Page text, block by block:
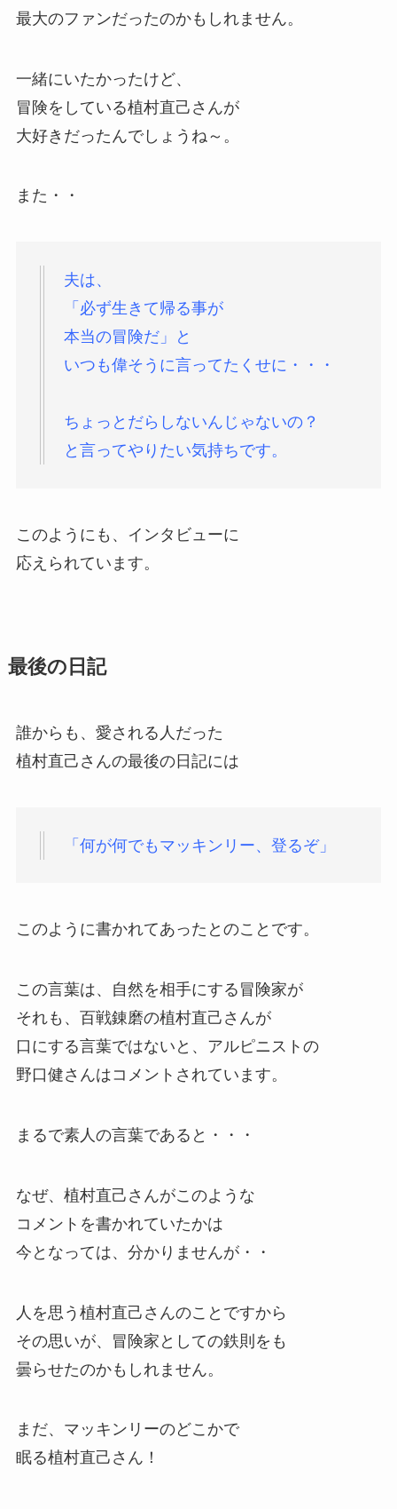
最大のファンだったのかもしれません。
一緒にいたかったけど、
冒険をしている植村直己さんが
大好きだったんでしょうね～。
また・・
夫は、
「必ず生きて帰る事が
本当の冒険だ」と
いつも偉そうに言ってたくせに・・・
ちょっとだらしないんじゃないの？
と言ってやりたい気持ちです。
このようにも、インタビューに
応えられています。
最後の日記
誰からも、愛される人だった
植村直己さんの最後の日記には
「何が何でもマッキンリー、登るぞ」
このように書かれてあったとのことです。
この言葉は、自然を相手にする冒険家が
それも、百戦錬磨の植村直己さんが
口にする言葉ではないと、アルピニストの
野口健さんはコメントされています。
まるで素人の言葉であると・・・
なぜ、植村直己さんがこのような
コメントを書かれていたかは
今となっては、分かりませんが・・
人を思う植村直己さんのことですから
その思いが、冒険家としての鉄則をも
曇らせたのかもしれません。
まだ、マッキンリーのどこかで
眠る植村直己さん！